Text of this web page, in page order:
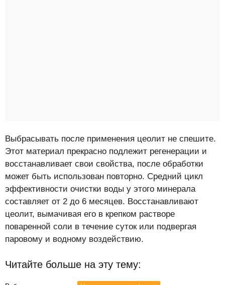
Выбрасывать после применения цеолит не спешите.
Этот материал прекрасно подлежит регенерации и
восстанавливает свои свойства, после обработки
может быть использован повторно. Средний цикл
эффективности очистки воды у этого минерала
составляет от 2 до 6 месяцев. Восстанавливают
цеолит, вымачивая его в крепком растворе
поваренной соли в течение суток или подвергая
паровому и водному воздействию.
Читайте больше на эту тему: